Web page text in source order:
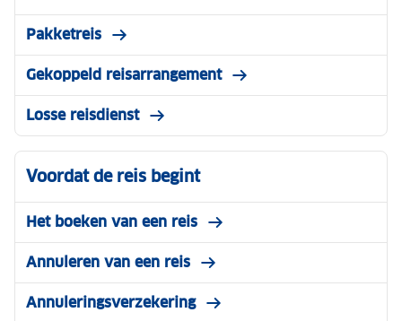
Pakketreis
Gekoppeld reisarrangement
Losse reisdienst
Voordat de reis begint
Het boeken van een reis
Annuleren van een reis
Annuleringsverzekering